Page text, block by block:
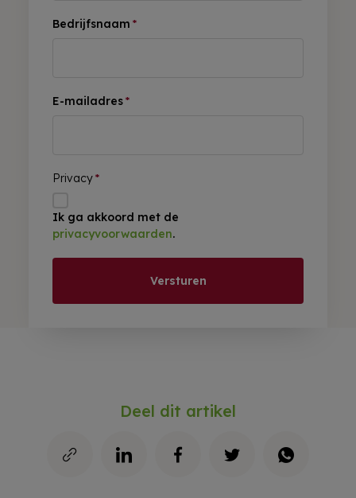
Bedrijfsnaam *
E-mailadres*
Privacy*
Ik ga akkoord met de
privacyvoorwaarden.
Versturen
Deel dit artikel